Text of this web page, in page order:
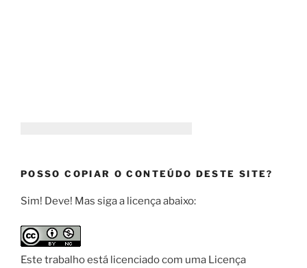
POSSO COPIAR O CONTEÚDO DESTE SITE?
Sim! Deve! Mas siga a licença abaixo:
Este trabalho está licenciado com uma Licença